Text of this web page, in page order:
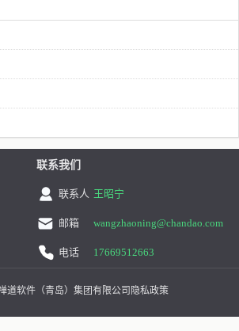
联系我们
联系人 王昭宁
邮箱 wangzhaoning@chandao.com
电话 17669512663
道软件（青岛）集团有限公司 隐私政策